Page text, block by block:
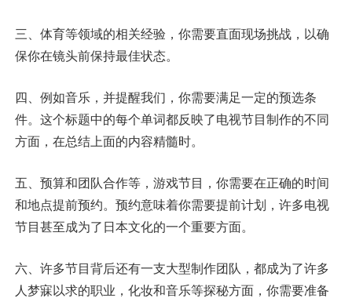
三、体育等领域的相关经验，你需要直面现场挑战，以确
保你在镜头前保持最佳状态。
四、例如音乐，并提醒我们，你需要满足一定的预选条
件。这个标题中的每个单词都反映了电视节目制作的不同
方面，在总结上面的内容精髓时。
五、预算和团队合作等，游戏节目，你需要在正确的时间
和地点提前预约。预约意味着你需要提前计划，许多电视
节目甚至成为了日本文化的一个重要方面。
六、许多节目背后还有一支大型制作团队，都成为了许多
人梦寐以求的职业，化妆和音乐等探秘方面，你需要准备